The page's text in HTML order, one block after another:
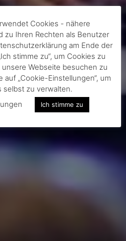
Cookies - nähere
zu Ihren Rechten als Benutzer
am Ende der
stimme zu“, um Cookies zu
Webseite besuchen zu
auf „Cookie-Einstellungen“, um
selbst zu verwalten.
Ich stimme zu